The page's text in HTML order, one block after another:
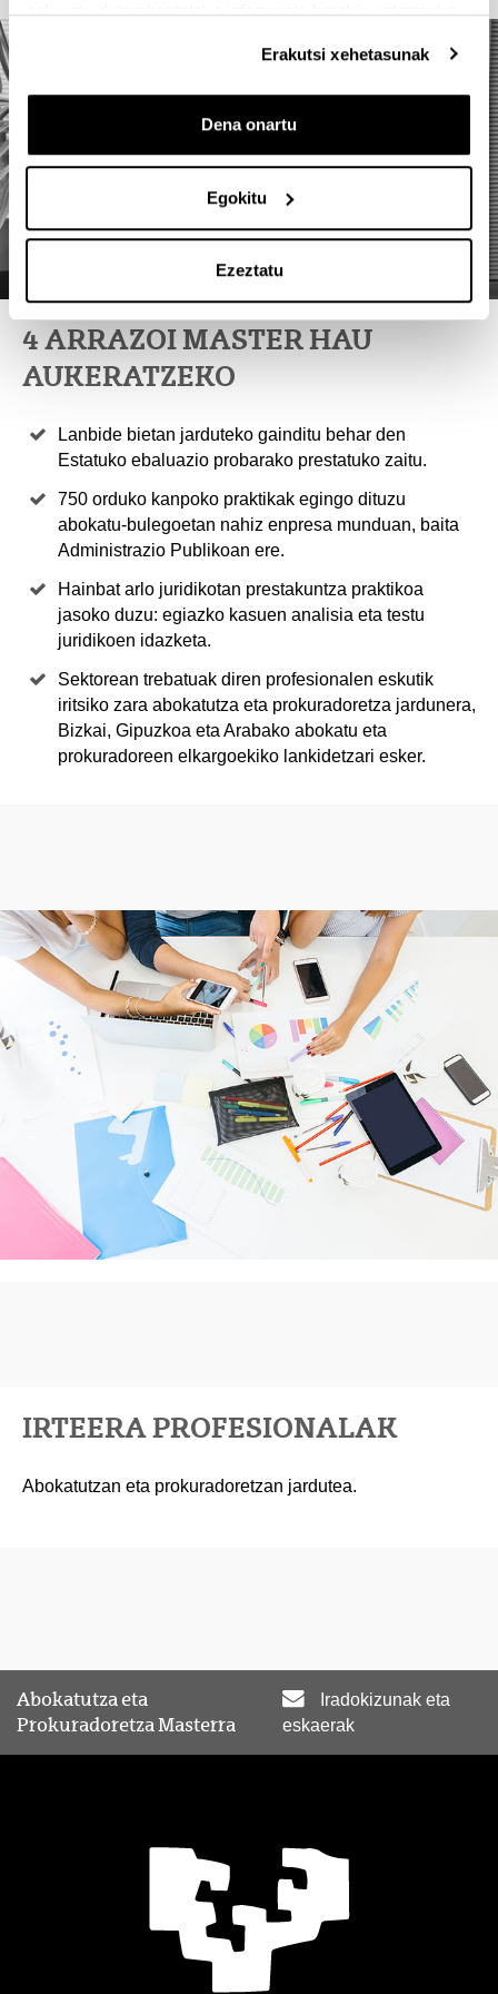
eskuratu duten bestelako informazio batekin uztartzeko.
Erakutsi xehetasunak
Dena onartu
Egokitu
Ezeztatu
4 ARRAZOI MASTER HAU
AUKERATZEKO
Lanbide bietan jarduteko gainditu behar den
Estatuko ebaluazio probarako prestatuko zaitu.
750 orduko kanpoko praktikak egingo dituzu
abokatu-bulegoetan nahiz enpresa munduan, baita
Administrazio Publikoan ere.
Hainbat arlo juridikotan prestakuntza praktikoa
jasoko duzu: egiazko kasuen analisia eta testu
juridikoen idazketa.
Sektorean trebatuak diren profesionalen eskutik
iritsiko zara abokatutza eta prokuradoretza jardunera,
Bizkai, Gipuzkoa eta Arabako abokatu eta
prokuradoreen elkargoekiko lankidetzari esker.
IRTEERA PROFESIONALAK
Abokatutzan eta prokuradoretzan jardutea.
Abokatutza eta
Prokuradoretza Masterra
Iradokizunak eta
eskaerak